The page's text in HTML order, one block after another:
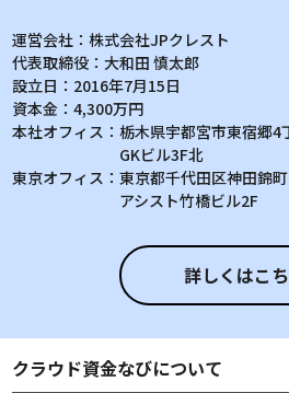
運営会社：株式会社JPクレスト
代表取締役：大和田 慎太郎
設立日： 2016年7月15日
資本金：4,300万円
本社オフィス：栃木県宇都宮市東宿郷4
GKビル3F北
東京オフィス：東京都千代田区神田錦
アシスト竹橋ビル2F
詳しくはこ
クラウド資金なびについて